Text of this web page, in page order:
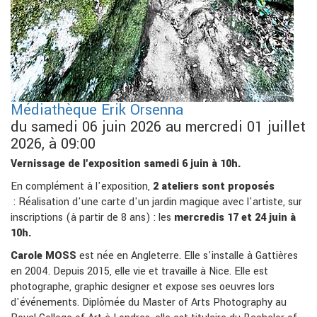
Médiathèque Erik Orsenna
du samedi 06 juin 2026 au mercredi 01 juillet
2026, à 09:00
Vernissage de l'exposition samedi 6 juin à 10h.
En complément à l'exposition, 2 ateliers sont proposés
: Réalisation d'une carte d'un jardin magique avec l'artiste, sur
inscriptions (à partir de 8 ans) : les mercredis 17 et 24 juin à
10h.
Carole MOSS est née en Angleterre. Elle s'installe à Gattières
en 2004. Depuis 2015, elle vie et travaille à Nice. Elle est
photographe, graphic designer et expose ses oeuvres lors
d'événements. Diplômée du Master of Arts Photography au